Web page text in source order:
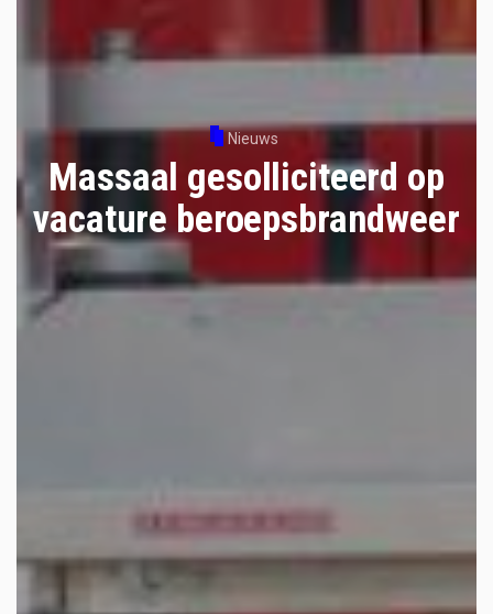
Nieuws
Massaal gesolliciteerd op
vacature beroepsbrandweer